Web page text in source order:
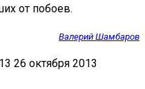
от побоев.
Валерий Шамбаров
26 октября 2013